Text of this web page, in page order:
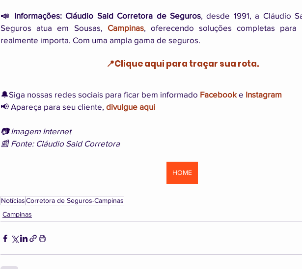
📣 Informações: Cláudio Said Corretora de Seguros, desde 1991, a Cláudio
Seguros atua em Sousas, Campinas, oferecendo soluções completas
realmente importa. Com uma ampla gama de seguros.
📍Clique aqui para traçar sua rota.
🔔Siga nossas redes sociais para ficar bem informado Facebook e Instagram
📢 Apareça para seu cliente, divulgue aqui
📷 Imagem Internet
📰 Fonte: Cláudio Said Corretora
HOME
NotíciasCorretora de Seguros-Campinas
Campinas